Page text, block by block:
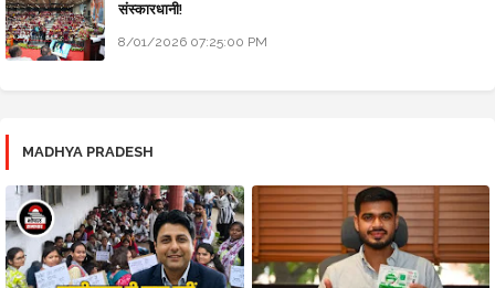
संस्कारधानी!
8/01/2026 07:25:00 PM
MADHYA PRADESH